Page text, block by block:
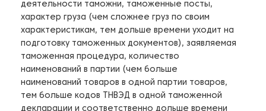
деятельности таможни, таможенные посты,
характер груза (чем сложнее груз по своим
характеристикам, тем дольше времени уходит на
подготовку таможенных документов), заявляемая
таможенная процедура, количество
наименований в партии (чем больше
наименований товаров в одной партии товаров,
тем больше кодов ТНВЭД в одной таможенной
декларации и соответственно дольше времени